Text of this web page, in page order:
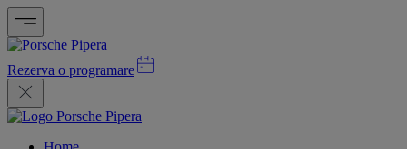
Rezerva o programare